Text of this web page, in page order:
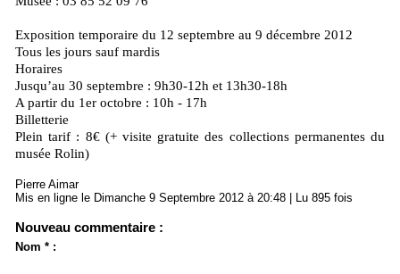
Exposition temporaire du 12 septembre au 9 décembre 2012
Tous les jours sauf mardis
Horaires
Jusqu’au 30 septembre : 9h30-12h et 13h30-18h
A partir du 1er octobre : 10h - 17h
Billetterie
Plein tarif : 8€ (+ visite gratuite des collections permanentes du
musée Rolin)
Pierre Aimar
Mis en ligne le Dimanche 9 Septembre 2012 à 20:48 | Lu 895 fois
Nouveau commentaire :
Nom * :